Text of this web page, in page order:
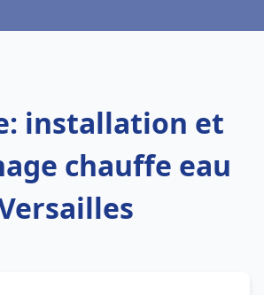
installation et
chauffe eau